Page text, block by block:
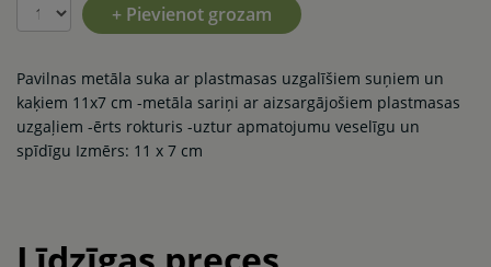
+ Pievienot grozam
Pavilnas metāla suka ar plastmasas uzgalīšiem suņiem un
kaķiem 11x7 cm -metāla sariņi ar aizsargājošiem plastmasas
uzgaļiem -ērts rokturis -uztur apmatojumu veselīgu un
spīdīgu Izmērs: 11 x 7 cm